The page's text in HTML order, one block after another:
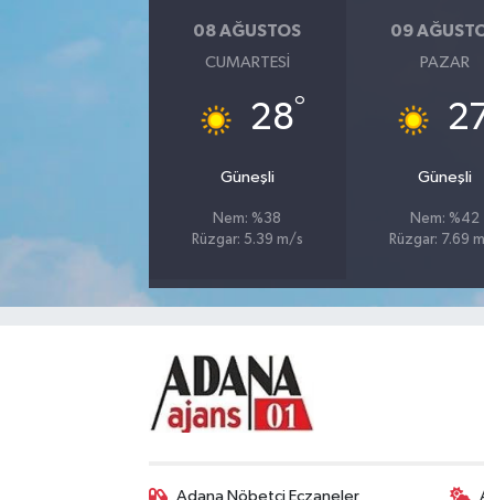
08 AĞUSTOS
CUMARTESI
28°
Güneşli
Nem: %38
Rüzgar: 5.39 m/s
09
PAZAR
Güneşli
Nem: %42
Rüzgar: 7.69
Adana Nöbetçi Eczaneler